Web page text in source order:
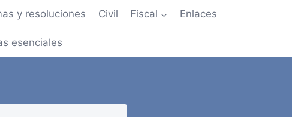
y resoluciones Civil Fiscal Enlaces
esenciales